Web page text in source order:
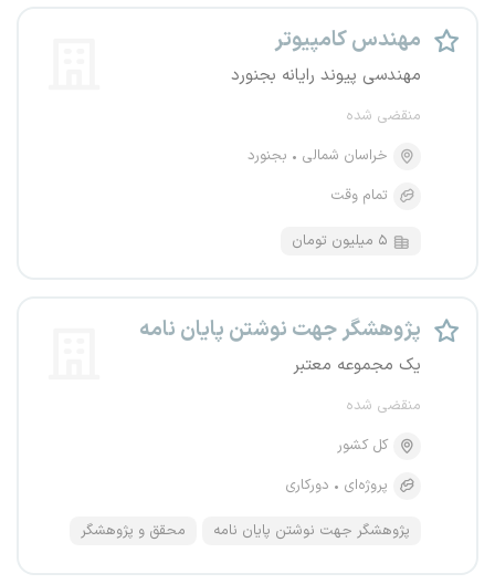
مهندس کامپیوتر
مهندسی پیوند رایانه بجنورد
منقضی شده
خراسان شمالی
بجنورد
تمام وقت
۵ میلیون تومان
پژوهشگر جهت نوشتن پایان نامه
یک مجموعه معتبر
منقضی شده
کل کشور
پروژه‌ای
دورکاری
پژوهشگر جهت نوشتن پایان نامه محقق و پژوهشگر